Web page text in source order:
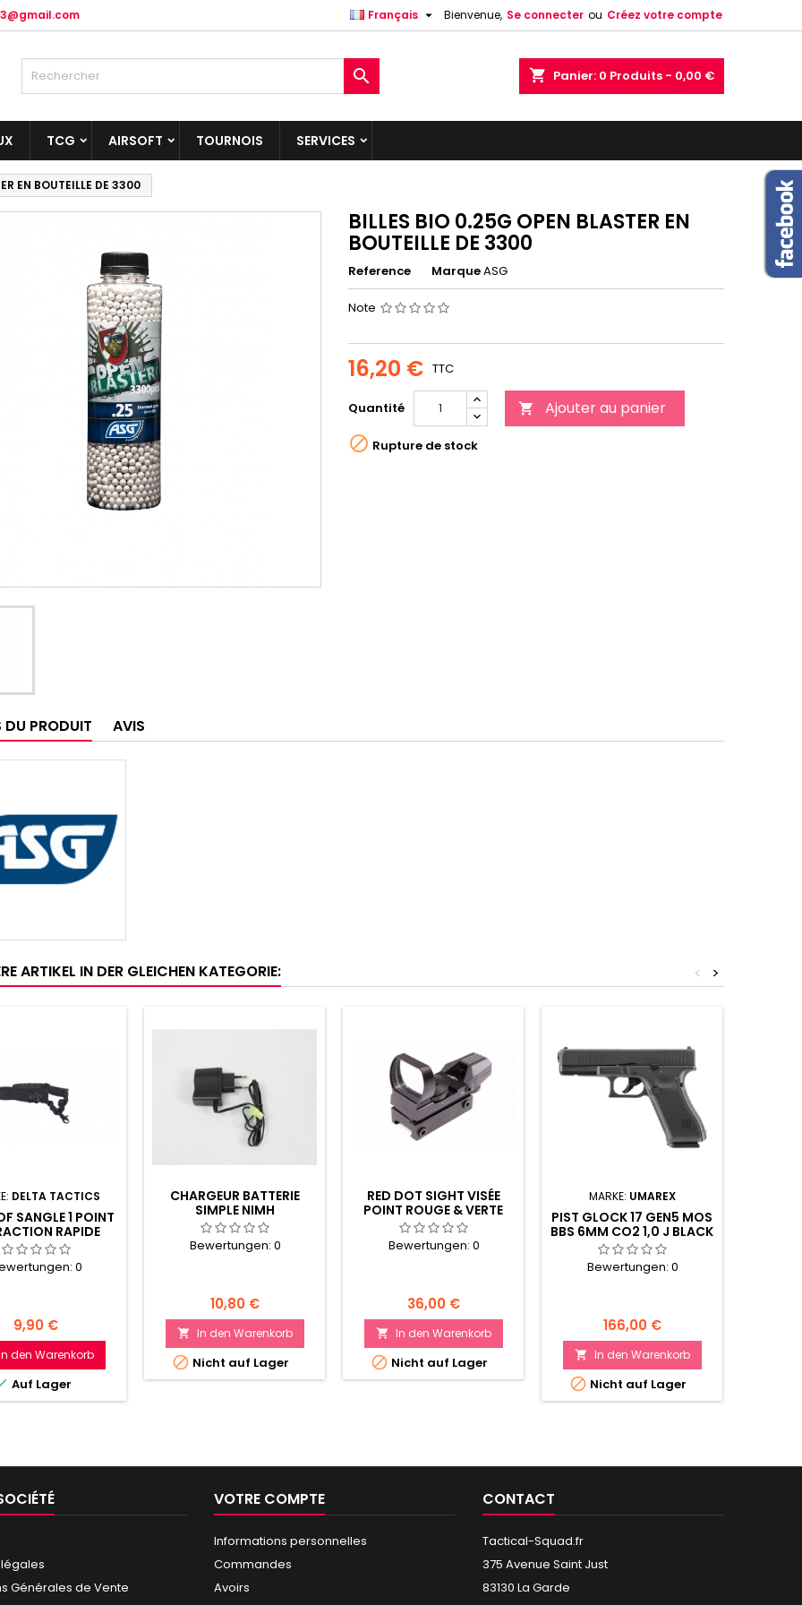
Bienvenue, Se connecter ou Créez votre compte
Français 
shopping_cart Panier: 0 Produits - 0,00 €

TCG AIRSOFT TOURNOIS SERVICES
EN BOUTEILLE DE 3300
BILLES BIO 0.25G OPEN BLASTER EN
BOUTEILLE DE 3300
Reference MarqueASG
Note
16,20 € TTC
Quantité  Ajouter au panier
 Rupture de stock
DU PRODUIT AVIS
ARTIKEL IN DER GLEICHEN KATEGORIE: >
<
DELTA TACTICS
SANGLE 1 POINT
RAPIDE
TAN DELTA
TACTICS
0
Preis
9,90 €
den Warenkorb
Auf Lager
CHARGEUR BATTERIE
SIMPLE NIMH
Bewertungen: 0
Preis
10,80 €
 In den Warenkorb
 Nicht auf Lager
RED DOT SIGHT VISÉE
POINT ROUGE & VERTE
MULTI-RETICULES
Bewertungen: 0
Preis
36,00 €
 In den Warenkorb
 Nicht auf Lager
MARKE: UMAREX
PIST GLOCK 17 GEN5 MOS
BBS 6MM CO2 1,0 J BLACK
Bewertungen: 0
Preis
166,00 €
 In den Warenkorb
 Nicht auf Lager
Générales de Vente
VOTRE COMPTE
Informations personnelles
Commandes
Avoirs
CONTACT
Tactical-Squad.fr
375 Avenue Saint Just
83130 La Garde